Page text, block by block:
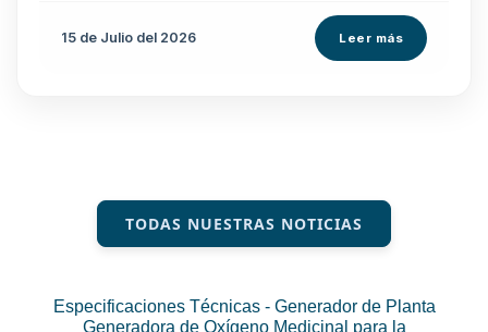
15 de Julio del 2026 Leer más
TODAS NUESTRAS NOTICIAS
Especificaciones Técnicas - Generador de Planta
Generadora de Oxígeno Medicinal para la